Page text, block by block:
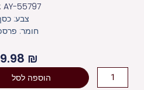
AY-55797
צבע:
חומר:
₪
כמות
הוספה לסל